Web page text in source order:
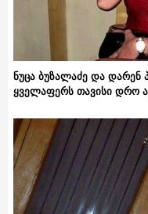
ნუცა ბუზალაძე და დარენ
ყველაფერს თავისი დრო